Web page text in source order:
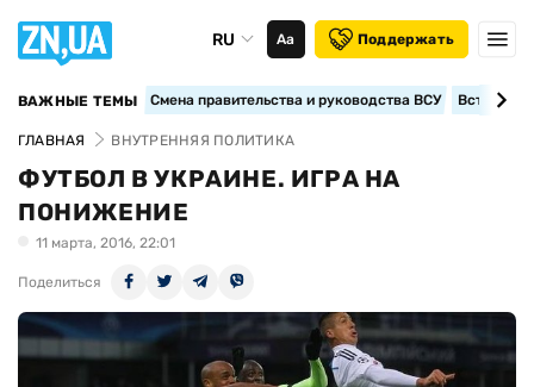
RU Аа Поддержать
ВАЖНЫЕ ТЕМЫ Смена правительства и руководства ВСУ
ГЛАВНАЯ ВНУТРЕННЯЯ ПОЛИТИКА
ФУТБОЛ В УКРАИНЕ. ИГРА НА
ПОНИЖЕНИЕ
11 марта, 2016, 22:01
Поделиться